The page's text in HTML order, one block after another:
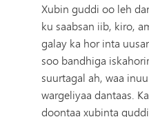
Xubin guddi oo leh
ku saabsan iib, kiro,
galay ka hor inta
soo bandhiga
suurtagal ah, waa
wargeliyaa dantaas.
doontaa xubinta